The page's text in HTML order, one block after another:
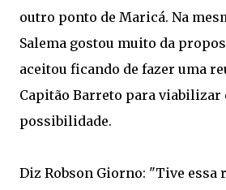
outro ponto de Maricá. Na
Salema gostou muito da
aceitou ficando de fazer uma
Capitão Barreto para viabilizar
possibilidade.
Diz Robson Giorno: "Tive essa